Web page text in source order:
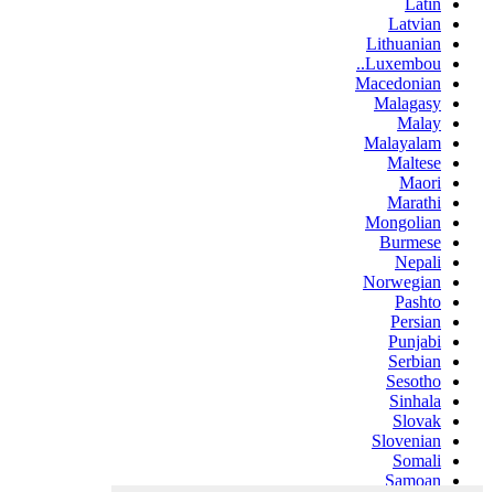
Latvian
Lithuanian
Luxembou..
Macedonian
Malagasy
Malay
Malayalam
Maltese
Maori
Marathi
Mongolian
Burmese
Nepali
Norwegian
Pashto
Persian
Punjabi
Serbian
Sesotho
Sinhala
Slovak
Slovenian
Somali
Samoan